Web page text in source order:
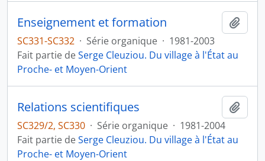
Enseignement et formation
SC331-SC332 · Série organique · 1981-2003
Fait partie deSerge Cleuziou. Du village à l'État au
Proche- et Moyen-Orient
Relations scientifiques
SC329/2, SC330 · Série organique · 1981-2004
Fait partie deSerge Cleuziou. Du village à l'État au
Proche- et Moyen-Orient